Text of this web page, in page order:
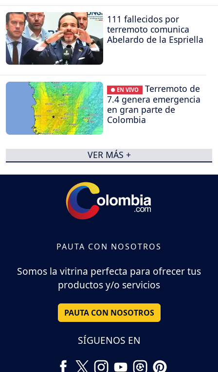
111 fallecidos por
terremoto comunica
Abelardo de la Espriella
● EN VIVO
Terremoto de
7.4 genera emergencia
en gran parte de
Colombia
VER MÁS +
PAUTA CON NOSOTROS
Somos la vitrina perfecta para ofrecer tus
productos y/o servicios
PAUTA CON NOSOTROS
SÍGUENOS EN